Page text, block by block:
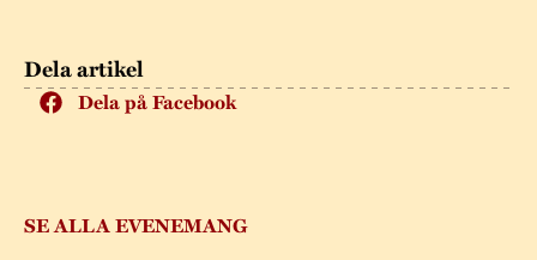
Dela artikel
Dela på Facebook
SE ALLA EVENEMANG